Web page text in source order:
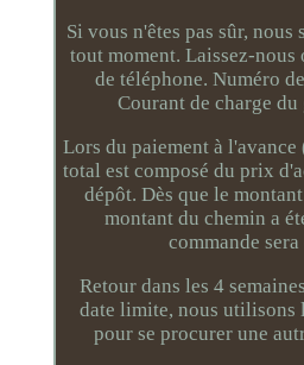
Si vous n'êtes pas sûr, nous
tout moment. Laissez-
de téléphone. Numéro
Courant de charge
Lors du paiement à
total est composé du prix
dépôt. Dès que le
montant du chemin a
commande
Retour dans les 4
date limite, nous utilisons
pour se procurer une